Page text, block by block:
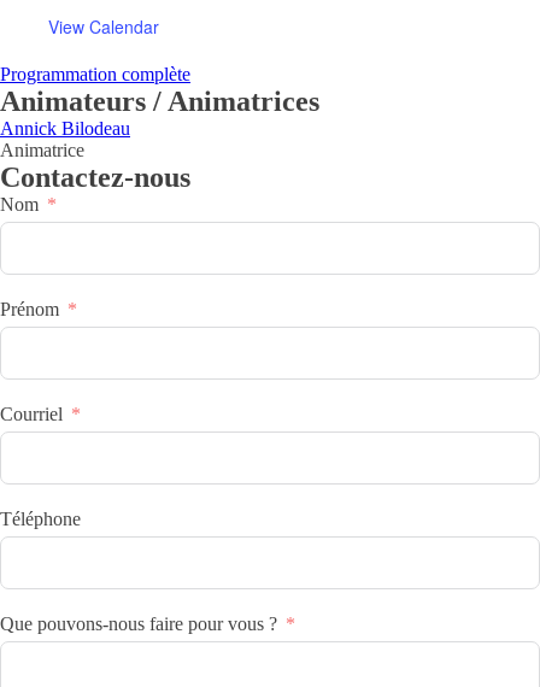
View Calendar
Programmation complète
Animateurs / Animatrices
Annick Bilodeau
Animatrice
Contactez-nous
Nom
Prénom
Courriel
Téléphone
Que pouvons-nous faire pour vous ?